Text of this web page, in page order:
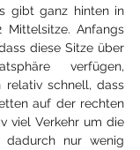
gibt ganz hinten in
Mittelsitze. Anfangs
diese Sitze über
verfügen,
schnell, dass
auf der rechten
viel Verkehr um die
nur wenig